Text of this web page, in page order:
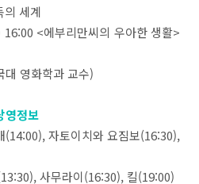
의 세계
<에부리만씨의 우아한 생활>
대 영화학과 교수)
영정보
자토이치와 요짐보(16:30),
사무라이(16:30), 킬(19:00)